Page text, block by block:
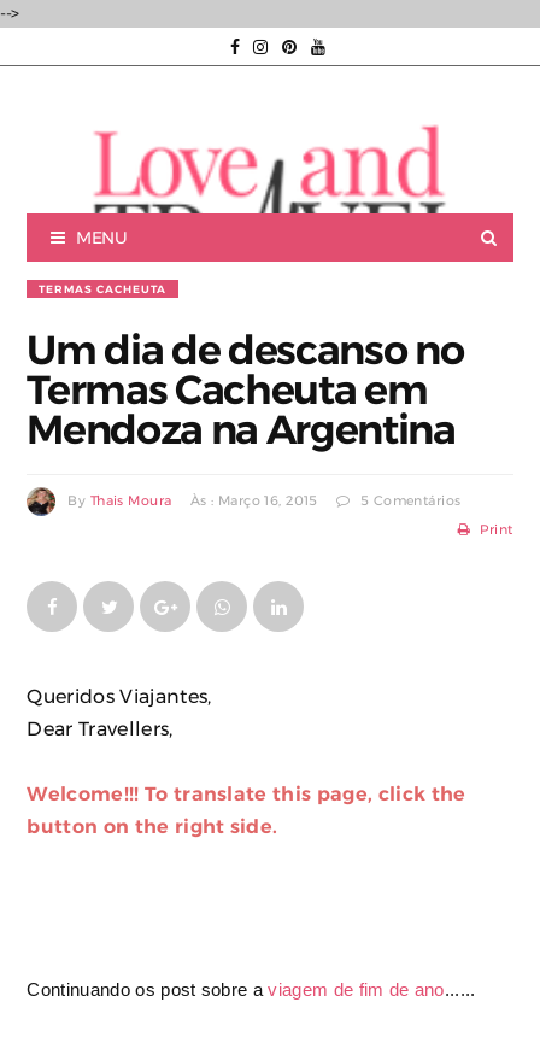
-->
Luxury experiences | Viagens Incríveis | Experiências únicas |
MENU
TERMAS CACHEUTA
Um dia de descanso no
Termas Cacheuta em
Mendoza na Argentina
By Thais Moura Às : Março 16, 2015 5 Comentários
Print
Queridos Viajantes,
Dear Travellers,
Welcome!!! To translate this page, click the
button on the right side.
Continuando os post sobre aviagem de fim de ano......